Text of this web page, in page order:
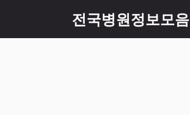
츠
전국병원정보모음